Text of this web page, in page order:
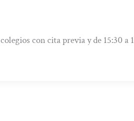
con cita previa y de 15:30 a